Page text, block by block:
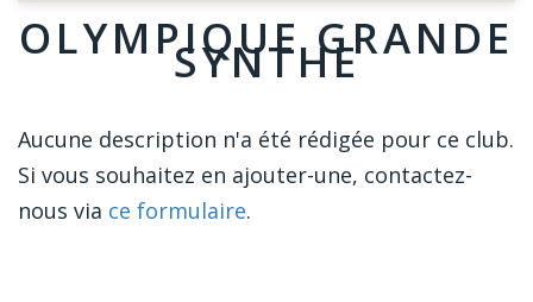
OLYMPIQUE GRANDE
SYNTHE
Aucune description n'a été rédigée pour ce club.
Si vous souhaitez en ajouter-une, contactez-
nous via ce formulaire.